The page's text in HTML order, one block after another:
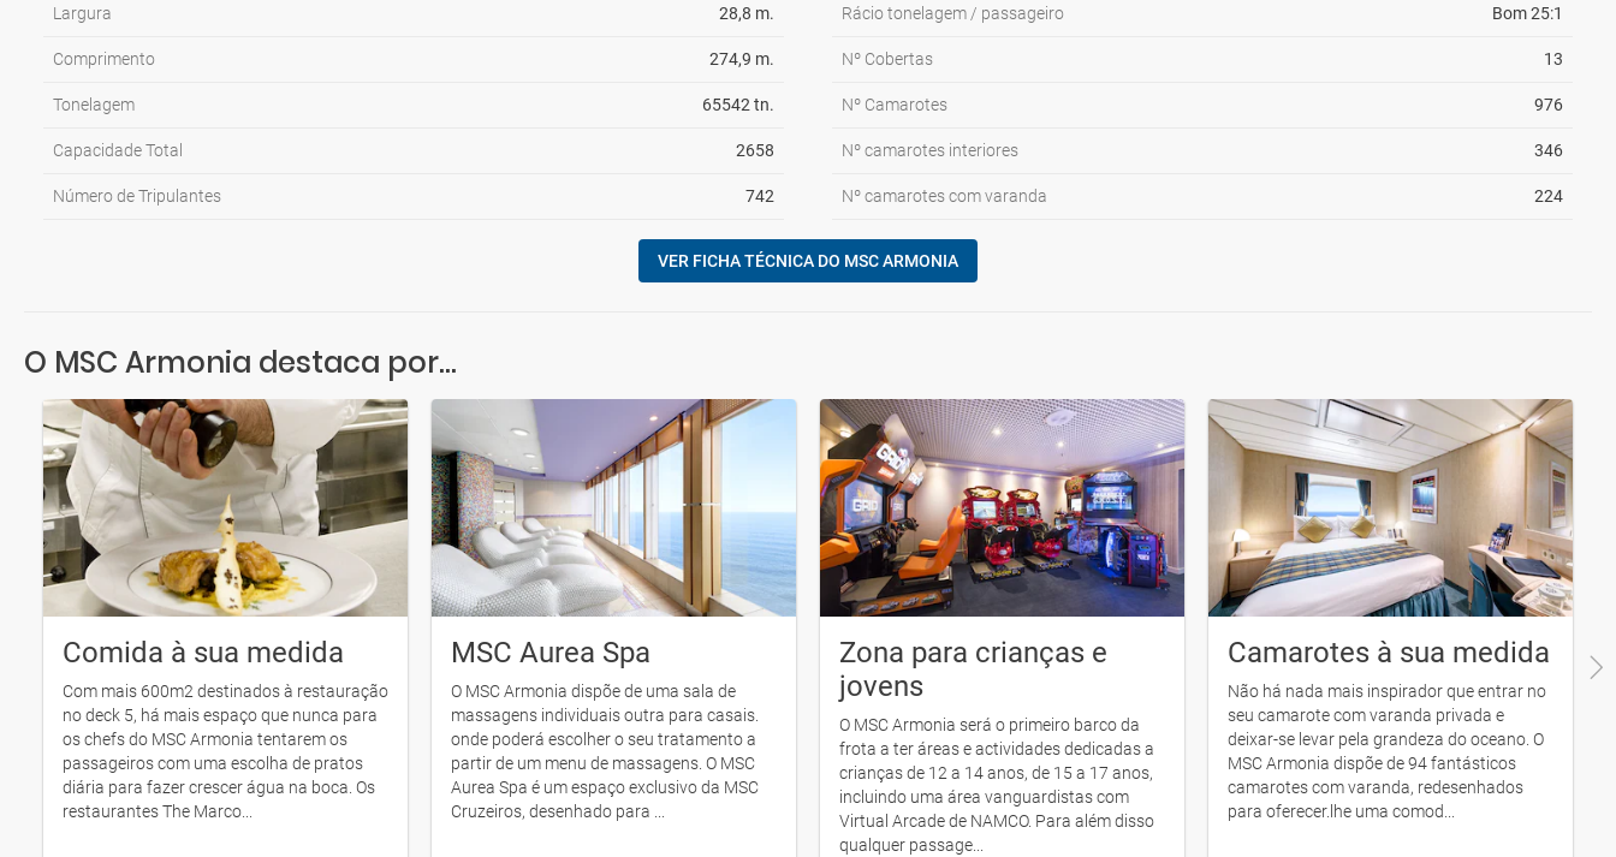
Largura 28,8 m.
Comprimento 274,9 m.
Tonelagem 65542 tn.
Capacidade Total 2658
Número de Tripulantes 742
Rácio tonelagem / passageiro Bom 25:1
Nº Cobertas 13
Nº Camarotes 976
Nº camarotes interiores 346
Nº camarotes com varanda 224
VER FICHA TÉCNICA DO MSC ARMONIA
O MSC Armonia destaca por...
Comida à sua medida
Com mais 600m2 destinados à restauração
no deck 5, há mais espaço que nunca para
os chefs do MSC Armonia tentarem os
passageiros com uma escolha de pratos
diária para fazer crescer água na boca. Os
restaurantes The Marco...
MSC Aurea Spa
O MSC Armonia dispõe de uma sala de
massagens individuais outra para casais.
onde poderá escolher o seu tratamento a
partir de um menu de massagens. O MSC
Aurea Spa é um espaço exclusivo da MSC
Cruzeiros, desenhado para ...
Zona para crianças e
jovens
O MSC Armonia será o primeiro barco da
frota a ter áreas e actividades dedicadas a
crianças de 12 a 14 anos, de 15 a 17 anos,
incluindo uma área vanguardistas com
Virtual Arcade de NAMCO. Para além disso
qualquer passage...
Camarotes à sua medida
Não há nada mais inspirador que entrar no
seu camarote com varanda privada e
deixar-se levar pela grandeza do oceano. O
MSC Armonia dispõe de 94 fantásticos
camarotes com varanda, redesenhados
para oferecer.lhe uma comod...